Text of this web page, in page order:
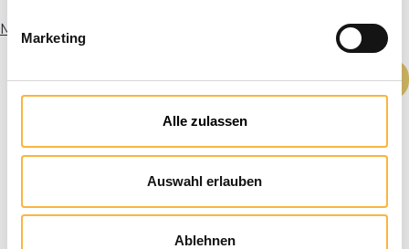
Marketing
Alle zulassen
Auswahl erlauben
Ablehnen
Mehr Infos
Produkt Anzahl: Gib den gewünschten
In den Warenkorb